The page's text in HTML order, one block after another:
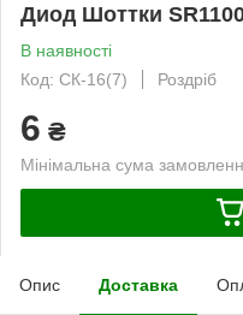
Диод Шоттки
В наявності
Код: CК-16(7)
Роздріб
6 ₴
Мінімальна сума
Опис Доставка